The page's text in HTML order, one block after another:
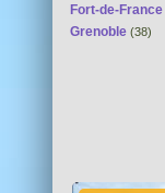
Fort-de-France
Grenoble (38)